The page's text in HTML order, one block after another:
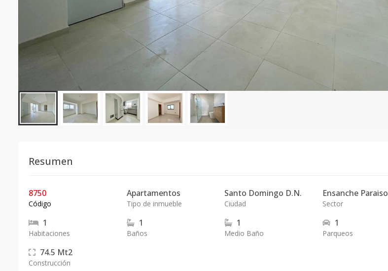
Resumen
8750
Código
Apartamentos
Tipo de inmueble
Santo Domingo D.N.
Ciudad
Ensanche Paraiso
Sector
1
Habitaciones
1
Baños
1
Medio Baño
1
Parqueos
74.5 Mt2
Construcción